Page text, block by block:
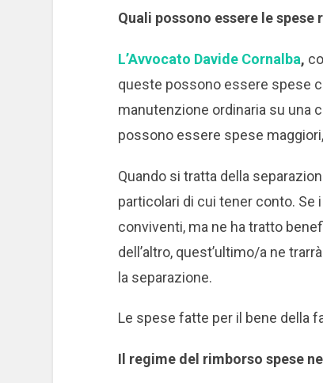
Quali possono essere le
L’Avvocato Davide Cornalba,
queste possono essere spese
manutenzione ordinaria su una
possono essere spese
Quando si tratta della
particolari di cui tener conto. Se
conviventi, ma ne ha tratto
dell’altro, quest’ultimo/a ne
la separazione.
Le spese fatte per il bene della
Il regime del rimborso spese